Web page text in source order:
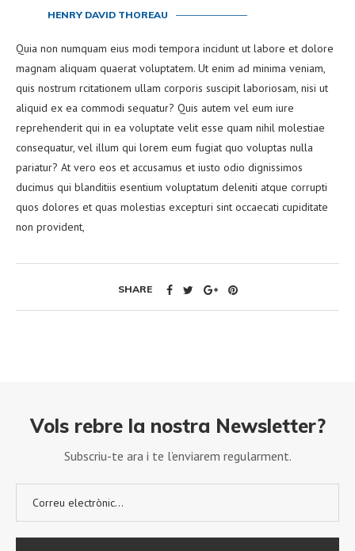
HENRY DAVID THOREAU
Quia non numquam eius modi tempora incidunt ut labore et dolore
magnam aliquam quaerat voluptatem. Ut enim ad minima veniam,
quis nostrum rcitationem ullam corporis suscipit laboriosam, nisi ut
aliquid ex ea commodi sequatur? Quis autem vel eum iure
reprehenderit qui in ea voluptate velit esse quam nihil molestiae
consequatur, vel illum qui lorem eum fugiat quo voluptas nulla
pariatur? At vero eos et accusamus et iusto odio dignissimos
ducimus qui blanditiis esentium voluptatum deleniti atque corrupti
quos dolores et quas molestias excepturi sint occaecati cupiditate
non provident,
SHARE
Vols rebre la nostra Newsletter?
Subscriu-te ara i te l’enviarem regularment.